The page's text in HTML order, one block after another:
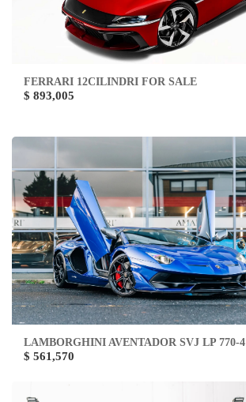
FERRARI 12CILINDRI FOR SALE
$ 893,005
LAMBORGHINI AVENTADOR SVJ LP 770-4
$ 561,570